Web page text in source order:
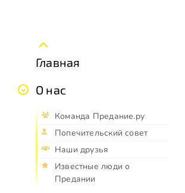
Главная
О нас
Команда Предание.ру
Попечительский совет
Наши друзья
Известные люди о
Предании